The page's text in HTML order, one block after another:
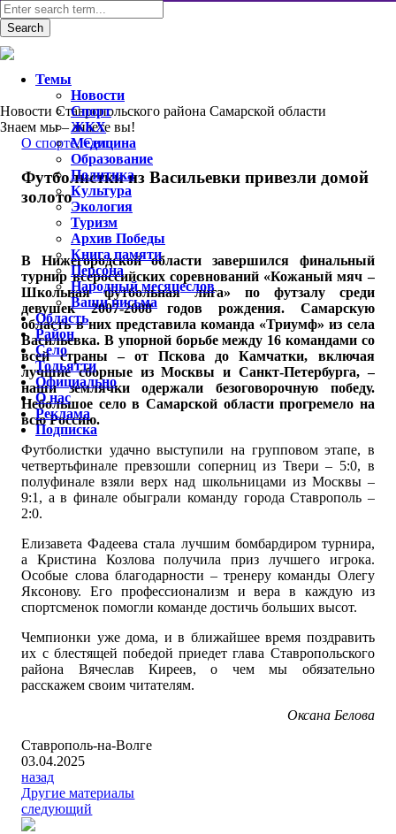
Новости Ставропольского района Самарской области
Знаем мы – знаете вы!
O спорте,Село
Футболистки из Васильевки привезли домой
золото
В Нижегородской области завершился финальный
турнир всероссийских соревнований «Кожаный мяч –
Школьная футбольная лига» по футзалу среди
девушек 2007-2008 годов рождения. Самарскую
область в них представила команда «Триумф» из села
Васильевка. В упорной борьбе между 16 командами со
всей страны – от Пскова до Камчатки, включая
лучшие сборные из Москвы и Санкт-Петербурга, –
наши землячки одержали безоговорочную победу.
Небольшое село в Самарской области прогремело на
всю Россию.
Футболистки удачно выступили на групповом этапе, в
четвертьфинале превзошли соперниц из Твери – 5:0, в
полуфинале взяли верх над школьницами из Москвы –
9:1, а в финале обыграли команду города Ставрополь –
2:0.
Елизавета Фадеева стала лучшим бомбардиром турнира,
а Кристина Козлова получила приз лучшего игрока.
Особые слова благодарности – тренеру команды Олегу
Яксонову. Его профессионализм и вера в каждую из
спортсменок помогли команде достичь больших высот.
Чемпионки уже дома, и в ближайшее время поздравить
их с блестящей победой приедет глава Ставропольского
района Вячеслав Киреев, о чем мы обязательно
расскажем своим читателям.
Оксана Белова
Ставрополь-на-Волге
03.04.2025
назад
Другие материалы
следующий
Темы
Новости
Спорт
ЖКХ
Медицина
Образование
Политика
Культура
Экология
Туризм
Архив Победы
Книга памяти
Персона
Народный месяцеслов
Ваши письма
Область
Район
Село
Тольятти
Официально
О нас
Реклама
Подписка